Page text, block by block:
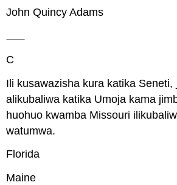
John Quincy Adams
C
Ili kusawazisha kura katika Seneti,
alikubaliwa katika Umoja kama
huohuo kwamba Missouri
watumwa.
Florida
Maine